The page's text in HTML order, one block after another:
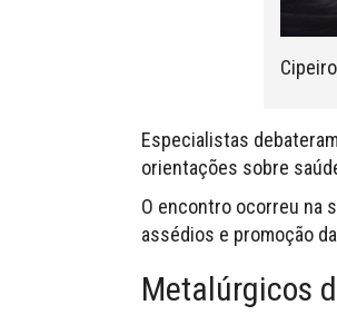
Especialistas
orientações sobre
O encontro ocorreu na
assédios e promoção
Metalúrgicos